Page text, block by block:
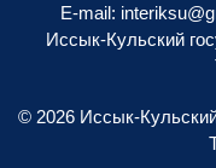
E-mail:
Иссык-Кульский
© 2026 Иссык-